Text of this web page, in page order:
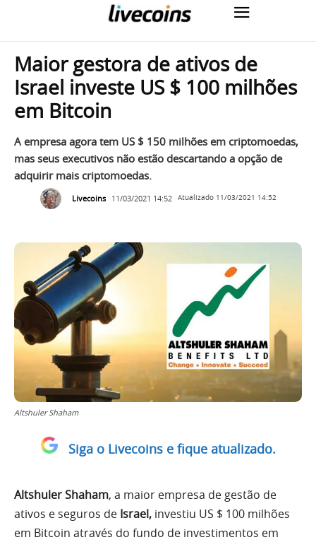
Maior gestora de ativos de
Israel investe US $ 100 milhões
em Bitcoin
A empresa agora tem US $ 150 milhões em criptomoedas,
mas seus executivos não estão descartando a opção de
adquirir mais criptomoedas.
Livecoins 11/03/2021 14:52 Atualizado 11/03/2021 14:52
Altshuler Shaham
Siga o Livecoins e fique atualizado.
Altshuler Shaham, a maior empresa de gestão de
ativos e seguros de Israel, investiu US $ 100 milhões
em Bitcoin através do fundo de investimentos em